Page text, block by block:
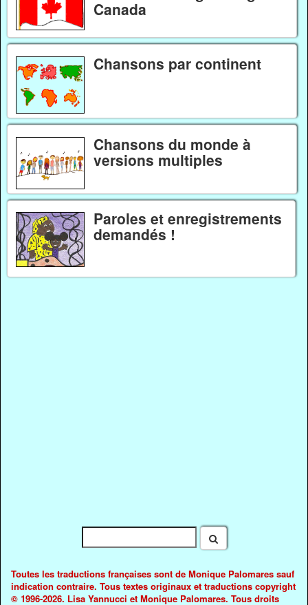
Canada
Chansons par continent
Chansons du monde à
versions multiples
Paroles et enregistrements
demandés !
Toutes les traductions françaises sont de Monique Palomares sauf
indication contraire. Tous textes originaux et traductions copyright
© 1996-2026. Lisa Yannucci et Monique Palomares. Tous droits